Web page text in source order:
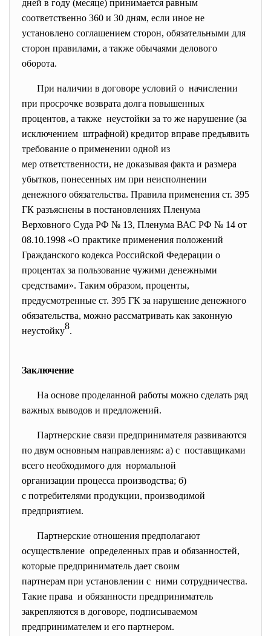
дней в году (месяце) принимается равным
соответственно 360 и 30 дням, если иное не
установлено соглашением сторон, обязательными для
сторон правилами, а также обычаями делового
оборота.
При наличии в договоре условий о начислении
при просрочке возврата долга повышенных
процентов, а также неустойки за то же нарушение (за
исключением штрафной) кредитор вправе предъявить
требование о применении одной из
мер ответственности, не доказывая факта и размера
убытков, понесенных им при неисполнении
денежного обязательства. Правила применения ст. 395
ГК разъяснены в постановлениях Пленума
Верховного Суда РФ № 13, Пленума ВАС РФ № 14 от
08.10.1998 «О практике применения положений
Гражданского кодекса Российской Федерации о
процентах за пользование чужими денежными
средствами». Таким образом, проценты,
предусмотренные ст. 395 ГК за нарушение денежного
обязательства, можно рассматривать как законную
неустойку8.
Заключение
На основе проделанной работы можно сделать ряд
важных выводов и предложений.
Партнерские связи предпринимателя развиваются
по двум основным направлениям: а) с поставщиками
всего необходимого для нормальной
организации процесса производства; б)
с потребителями продукции, производимой
предприятием.
Партнерские отношения предполагают
осуществление определенных прав и обязанностей,
которые предприниматель дает своим
партнерам при установлении с ними сотрудничества.
Такие права и обязанности предприниматель
закрепляются в договоре, подписываемом
предпринимателем и его партнером.